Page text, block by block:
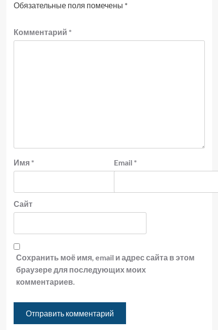
Обязательные поля помечены *
Комментарий *
Имя * Email *
Сайт
Сохранить моё имя, email и адрес сайта в этом
браузере для последующих моих
комментариев.